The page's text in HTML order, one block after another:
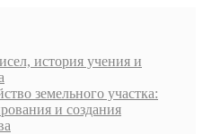
история учения и
земельного участка:
и создания